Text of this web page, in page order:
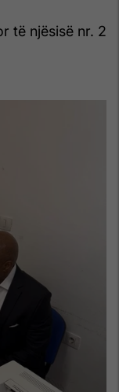
të njësisë nr. 2